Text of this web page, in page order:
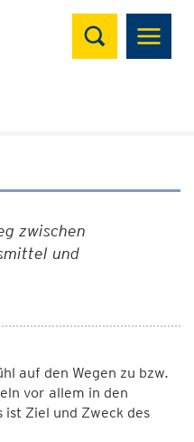
Suchen
zwischen
und
auf den Wegen zu bzw.
vor allem in den
ist Ziel und Zweck des